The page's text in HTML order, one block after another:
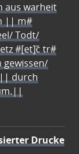
aus warheit
|| m#
Todt/
#[et]c̃ tr#
|| durch
Drucke